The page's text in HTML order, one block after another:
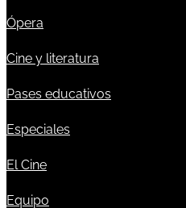
Ópera
Cine y literatura
Pases educativos
Especiales
El Cine
Equipo